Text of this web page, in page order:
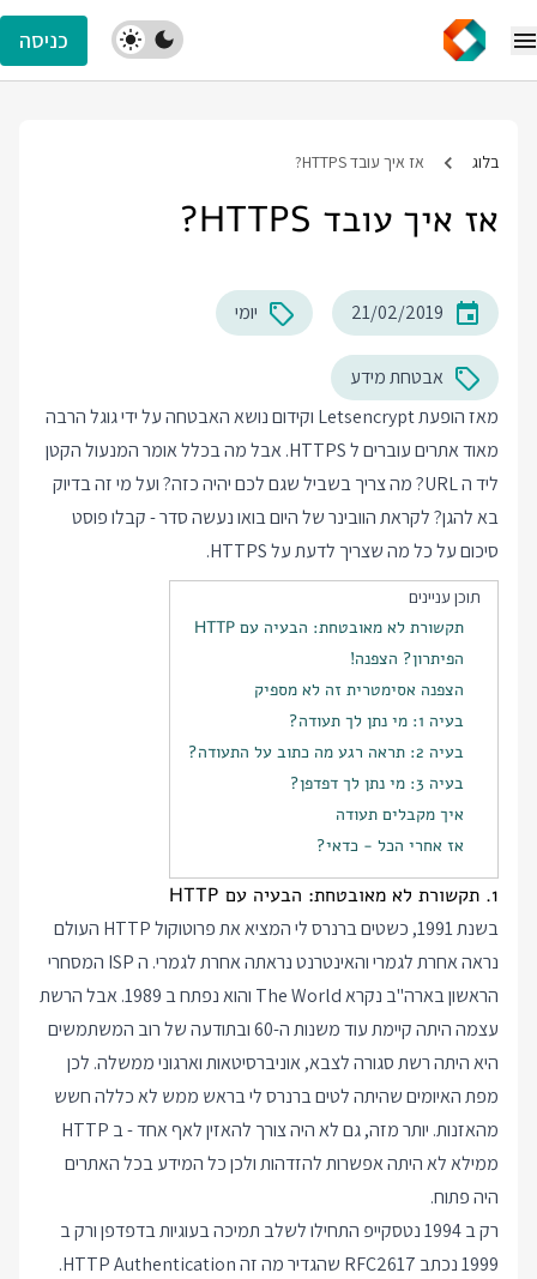
כניסה
בלוג אז איך עובד HTTPS?
אז איך עובד HTTPS?
21/02/2019 יומי
אבטחת מידע
מאז הופעת Letsencrypt וקידום נושא האבטחה על ידי גוגל הרבה
מאוד אתרים עוברים ל HTTPS. אבל מה בכלל אומר המנעול הקטן
ליד ה URL? מה צריך בשביל שגם לכם יהיה כזה? ועל מי זה בדיוק
בא להגן? לקראת הוובינר של היום בואו נעשה סדר - קבלו פוסט
סיכום על כל מה שצריך לדעת על HTTPS.
תוכן עניינים
תקשורת לא מאובטחת: הבעיה עם HTTP
הפיתרון? הצפנה!
הצפנה אסימטרית זה לא מספיק
בעיה 1: מי נתן לך תעודה?
בעיה 2: תראה רגע מה כתוב על התעודה?
בעיה 3: מי נתן לך דפדפן?
איך מקבלים תעודה
אז אחרי הכל - כדאי?
1. תקשורת לא מאובטחת: הבעיה עם HTTP
בשנת 1991, כשטים ברנרס לי המציא את פרוטוקול HTTP העולם
נראה אחרת לגמרי והאינטרנט נראתה אחרת לגמרי. ה ISP המסחרי
הראשון בארה"ב נקרא The World והוא נפתח ב 1989. אבל הרשת
עצמה היתה קיימת עוד משנות ה-60 ובתודעה של רוב המשתמשים
היא היתה רשת סגורה לצבא, אוניברסיטאות וארגוני ממשלה. לכן
מפת האיומים שהיתה לטים ברנרס לי בראש ממש לא כללה חשש
מהאזנות. יותר מזה, גם לא היה צורך להאזין לאף אחד - ב HTTP
ממילא לא היתה אפשרות להזדהות ולכן כל המידע בכל האתרים
היה פתוח.
רק ב 1994 נטסקייפ התחילו לשלב תמיכה בעוגיות בדפדפן ורק ב
1999 נכתב RFC2617 שהגדיר מה זה HTTP Authentication.